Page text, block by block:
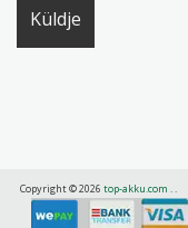
Copyright © 2026 top-akku.com ..